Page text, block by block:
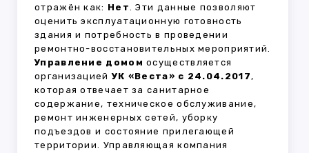
отражён как: Нет. Эти данные позволяют
оценить эксплуатационную готовность
здания и потребность в проведении
ремонтно-восстановительных мероприятий.
Управление домом осуществляется
организациейУК «Веста» с 24.04.2017,
которая отвечает за санитарное
содержание, техническое обслуживание,
ремонт инженерных сетей, уборку
подъездов и состояние прилегающей
территории. Управляющая компания